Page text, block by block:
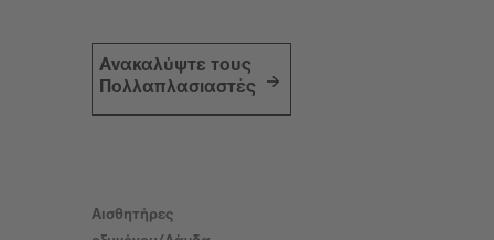
Ανακαλύψτε τους
Πολλαπλασιαστές
Αισθητήρες